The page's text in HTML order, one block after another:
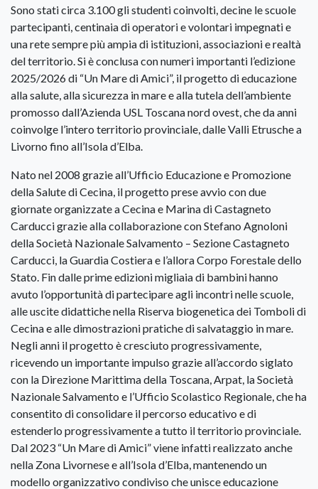
Sono stati circa 3.100 gli studenti coinvolti, decine le scuole
partecipanti, centinaia di operatori e volontari impegnati e
una rete sempre più ampia di istituzioni, associazioni e realtà
del territorio. Si è conclusa con numeri importanti l’edizione
2025/2026 di “Un Mare di Amici”, il progetto di educazione
alla salute, alla sicurezza in mare e alla tutela dell’ambiente
promosso dall’Azienda USL Toscana nord ovest, che da anni
coinvolge l’intero territorio provinciale, dalle Valli Etrusche a
Livorno fino all’Isola d’Elba.
Nato nel 2008 grazie all’Ufficio Educazione e Promozione
della Salute di Cecina, il progetto prese avvio con due
giornate organizzate a Cecina e Marina di Castagneto
Carducci grazie alla collaborazione con Stefano Agnoloni
della Società Nazionale Salvamento – Sezione Castagneto
Carducci, la Guardia Costiera e l’allora Corpo Forestale dello
Stato. Fin dalle prime edizioni migliaia di bambini hanno
avuto l’opportunità di partecipare agli incontri nelle scuole,
alle uscite didattiche nella Riserva biogenetica dei Tomboli di
Cecina e alle dimostrazioni pratiche di salvataggio in mare.
Negli anni il progetto è cresciuto progressivamente,
ricevendo un importante impulso grazie all’accordo siglato
con la Direzione Marittima della Toscana, Arpat, la Società
Nazionale Salvamento e l’Ufficio Scolastico Regionale, che ha
consentito di consolidare il percorso educativo e di
estenderlo progressivamente a tutto il territorio provinciale.
Dal 2023 “Un Mare di Amici” viene infatti realizzato anche
nella Zona Livornese e all’Isola d’Elba, mantenendo un
modello organizzativo condiviso che unisce educazione